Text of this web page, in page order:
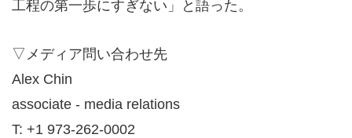
工程の第一歩にすぎない」と語った。
▽メディア問い合わせ先
Alex Chin
associate - media relations
T: +1 973-262-0002